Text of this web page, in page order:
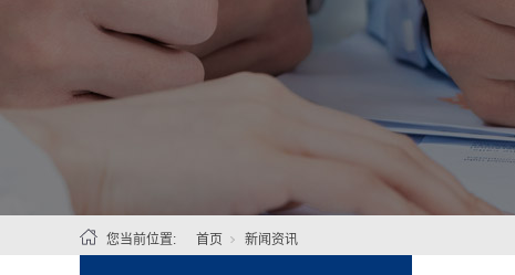
您当前位置: 首页 新闻资讯